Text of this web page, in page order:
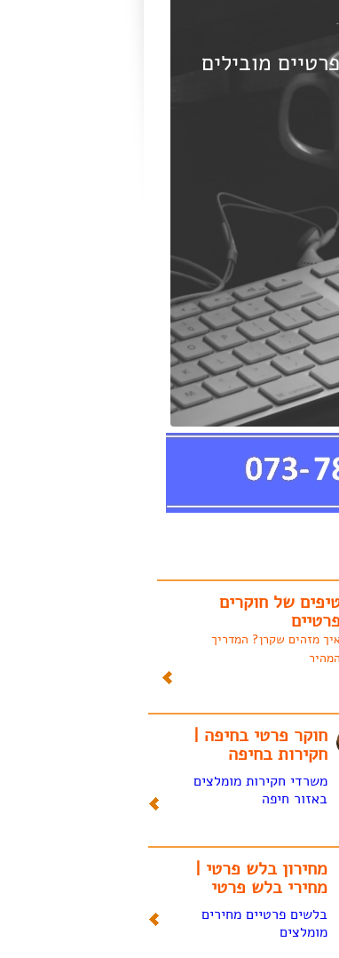
מובילים
של חוקרים
פרטיים
איך מזהים שקרן? המדריך
המהיר
חוקר פרטי בחיפה |
חקירות בחיפה
משרדי חקירות מומלצים
באזור חיפה
מחירון בלש פרטי |
מחירי בלש פרטי
בלשים פרטיים מחירים
מומלצים